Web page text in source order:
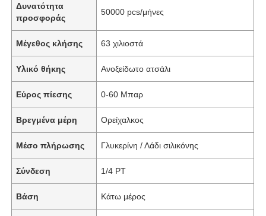
Δυνατότητα
προσφοράς
50000 pcs/μήνες
Μέγεθος κλήσης 63 χιλιοστά
Υλικό θήκης Ανοξείδωτο ατσάλι
Εύρος πίεσης 0-60 Μπαρ
Βρεγμένα μέρη Ορείχαλκος
Μέσο πλήρωσης Γλυκερίνη / Λάδι σιλικόνης
Σύνδεση 1/4 PT
Βάση Κάτω μέρος